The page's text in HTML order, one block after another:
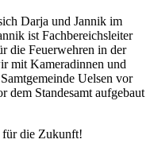
Darja und Jannik im
ist Fachbereichsleiter
die Feuerwehren in der
mit Kameradinnen und
Uelsen vor
dem Standesamt aufgebaut
für die Zukunft!